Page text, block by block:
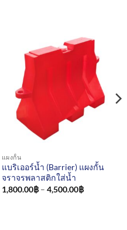
แผงกั้น
แบริเออร์น้ำ (Barrier) แผงกั้น
จราจรพลาสติกใส่น้ำ
1,800.00฿ – 4,500.00฿Price